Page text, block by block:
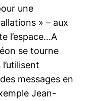
une
» – aux
l’espace…A
se tourne
messages en
Jean-